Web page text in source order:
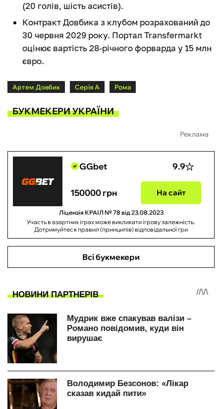
(20 голів, шість асистів).
Контракт Довбика з клубом розрахований до
30 червня 2029 року. Портал Transfermarkt
оцінює вартість 28-річного форварда у 15 млн
євро.
Артем Довбик Серія А Рома
БУКМЕКЕРИ УКРАЇНИ
Реклама
GGbet 9.9
150000 грн На сайт
Ліцензія КРАІЛ № 78 від 23.08.2023
Участь в азартних іграх може викликати ігрову залежність.
Дотримуйтеся правил (принципів) відповідальної гри
Всі букмекери